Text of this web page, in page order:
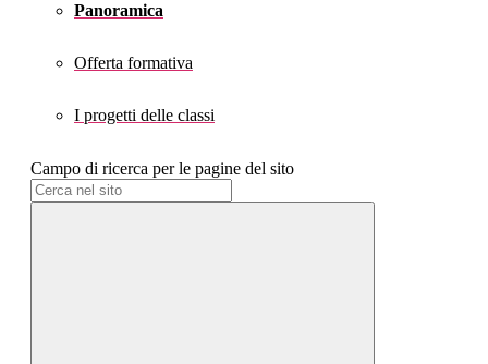
Panoramica
Offerta formativa
I progetti delle classi
Campo di ricerca per le pagine del sito